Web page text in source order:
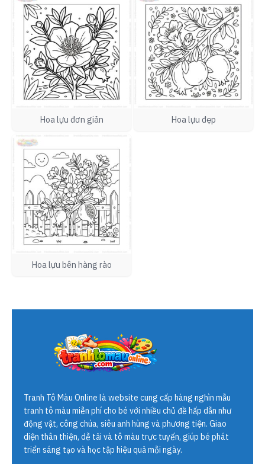
Hoa lựu đơn giản Hoa lựu đẹp
Hoa lựu bên hàng rào
Tranh Tô Màu Online là website cung cấp hàng nghìn mẫu
tranh tô màu miễn phí cho bé với nhiều chủ đề hấp dẫn như
động vật, công chúa, siêu anh hùng và phương tiện. Giao
diện thân thiện, dễ tải và tô màu trực tuyến, giúp bé phát
triển sáng tạo và học tập hiệu quả mỗi ngày.